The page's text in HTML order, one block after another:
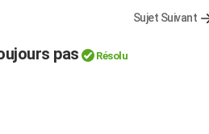
Sujet Suivant
pas Résolu